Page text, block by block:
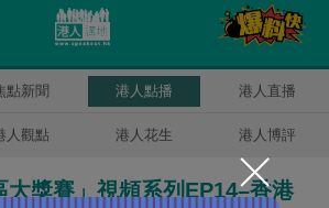
點新聞 港人點播 港人直播
人觀點 港人花生 港人博評
大獎賽」視頻系列EP14–香港